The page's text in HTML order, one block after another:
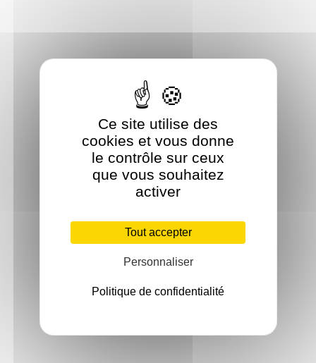
Ce site utilise des
cookies et vous donne
le contrôle sur ceux
que vous souhaitez
activer
Tout accepter
Personnaliser
Politique de confidentialité